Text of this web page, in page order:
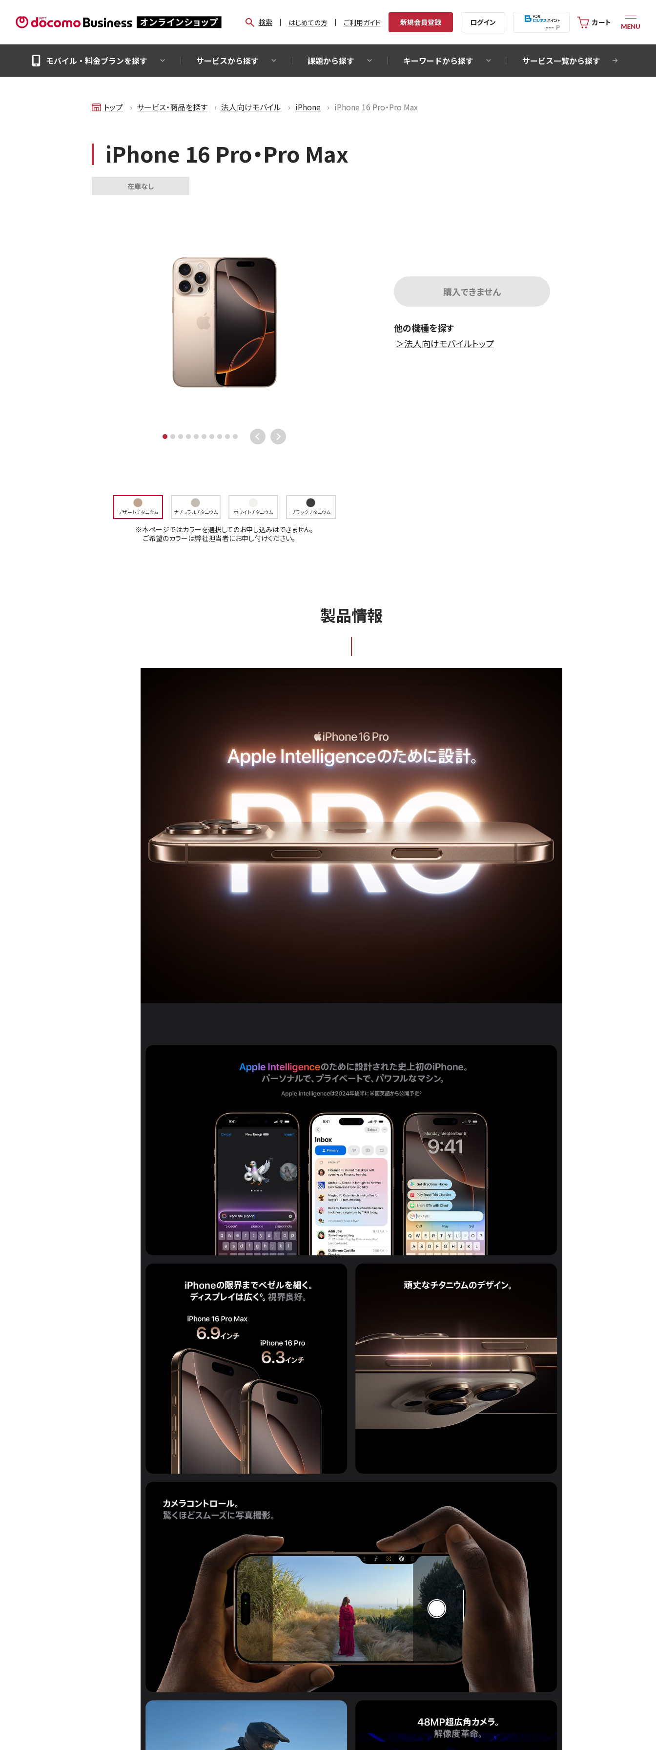
検索 はじめての方 ご利用ガイド 新規会員登録 ログイン --- P
カート
モバイル・料金プランを探す サービスから探す 課題から探す キーワードから探す サービス一覧から探す
トップ サービス・商品を探す 法人向けモバイル iPhone iPhone 16 Pro・Pro Max
iPhone 16 Pro・Pro Max
在庫なし
デザートチタニウム ナチュラルチタニウム ホワイトチタニウム ブラックチタニウム
※本ページではカラーを選択してのお申し込みはできません。
ご希望のカラーは弊社担当者にお申し付けください。
購入できません
他の機種を探す
＞法人向けモバイルトップ
製品情報